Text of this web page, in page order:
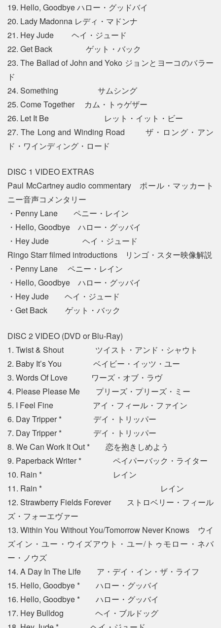
19. Hello, Goodbye ハロー・グッドバイ
20. Lady Madonna レディ・マドンナ
21. Hey Jude ヘイ・ジュード
22. Get Back ゲット・バック
23. The Ballad of John and Yoko ジョンとヨーコのバラー
ド
24. Something サムシング
25. Come Together カム・トゥゲザー
26. Let It Be レット・イット・ビー
27. The Long and Winding Road ザ・ロング・アン
ド・ワインディング・ロード
DISC 1 VIDEO EXTRAS
Paul McCartney audio commentary ポール・マッカート
ニー音声コメンタリー
・Penny Lane ペニー・レイン
・Hello, Goodbye ハロー・グッバイ
・Hey Jude ヘイ・ジュード
Ringo Starr filmed introductions リンゴ・スター映像解説
・Penny Lane ペニー・レイン
・Hello, Goodbye ハロー・グッバイ
・Hey Jude ヘイ・ジュード
・Get Back ゲット・バック
DISC 2 VIDEO (DVD or Blu-Ray)
1. Twist & Shout ツイスト・アンド・シャウト
2. Baby It’s You ベイビー・イッツ・ユー
3. Words Of Love ワーズ・オブ・ラヴ
4. Please Please Me プリーズ・プリーズ・ミー
5. I Feel Fine アイ・フィール・ファイン
6. Day Tripper * デイ・トリッパー
7. Day Tripper * デイ・トリッパー
8. We Can Work It Out * 恋を抱きしめよう
9. Paperback Writer * ペイパーバック・ライター
10. Rain * レイン
11. Rain * レイン
12. Strawberry Fields Forever ストロベリー・フィール
ズ・フォーエヴァー
13. Within You Without You/Tomorrow Never Knows ウイ
ズイン・ユー・ウイズアウト・ユー/トゥモロー・ネバ
ー・ノウズ
14. A Day In The Life ア・デイ・イン・ザ・ライフ
15. Hello, Goodbye * ハロー・グッバイ
16. Hello, Goodbye * ハロー・グッバイ
17. Hey Bulldog ヘイ・ブルドッグ